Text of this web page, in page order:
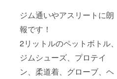
ジム通いやアスリートに朗
報です！
2リットルのペットボトル、
ジムシューズ、プロテイ
ン、柔道着、グローブ、ヘ